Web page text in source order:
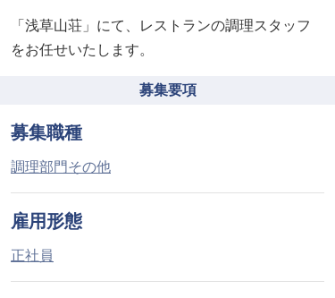
「浅草山荘」にて、レストランの調理スタッフ
をお任せいたします。
募集要項
募集職種
調理部門その他
雇用形態
正社員